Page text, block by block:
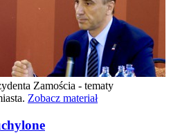
Zamościa - tematy
Zobacz materiał